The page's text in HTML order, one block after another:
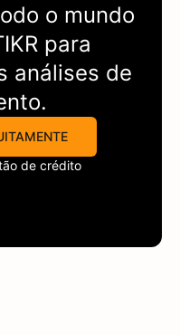
o mundo
para
análises de
de crédito